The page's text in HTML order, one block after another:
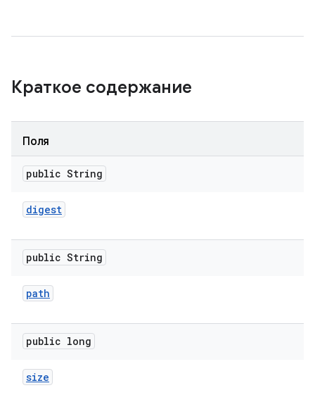
Краткое содержание
Поля
public String
digest
public String
path
public long
size